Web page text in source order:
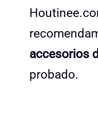
accesorios
probado.